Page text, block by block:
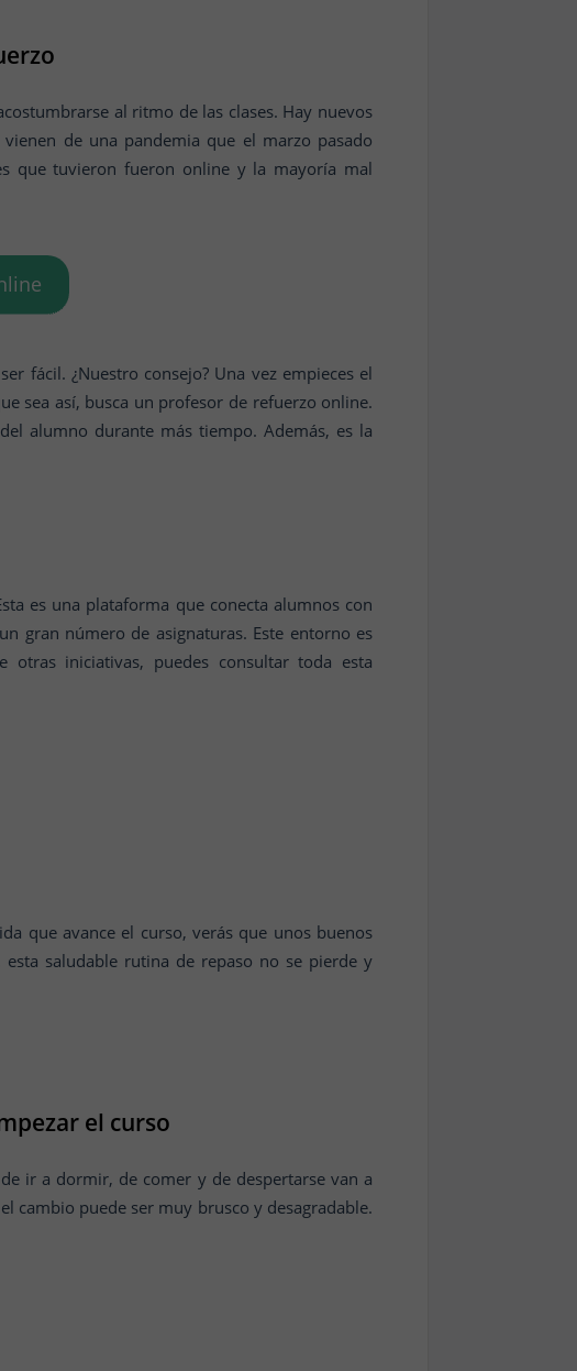
al ritmo de las clases. Hay nuevos
de una pandemia que el marzo pasado
que tuvieron fueron online y la mayoría mal
fácil. ¿Nuestro consejo? Una vez empieces el
sea así, busca un profesor de refuerzo online.
alumno durante más tiempo. Además, es la
es una plataforma que conecta alumnos con
gran número de asignaturas. Este entorno es
iniciativas, puedes consultar toda esta
que avance el curso, verás que unos buenos
saludable rutina de repaso no se pierde y
el curso
ir a dormir, de comer y de despertarse van a
cambio puede ser muy brusco y desagradable.